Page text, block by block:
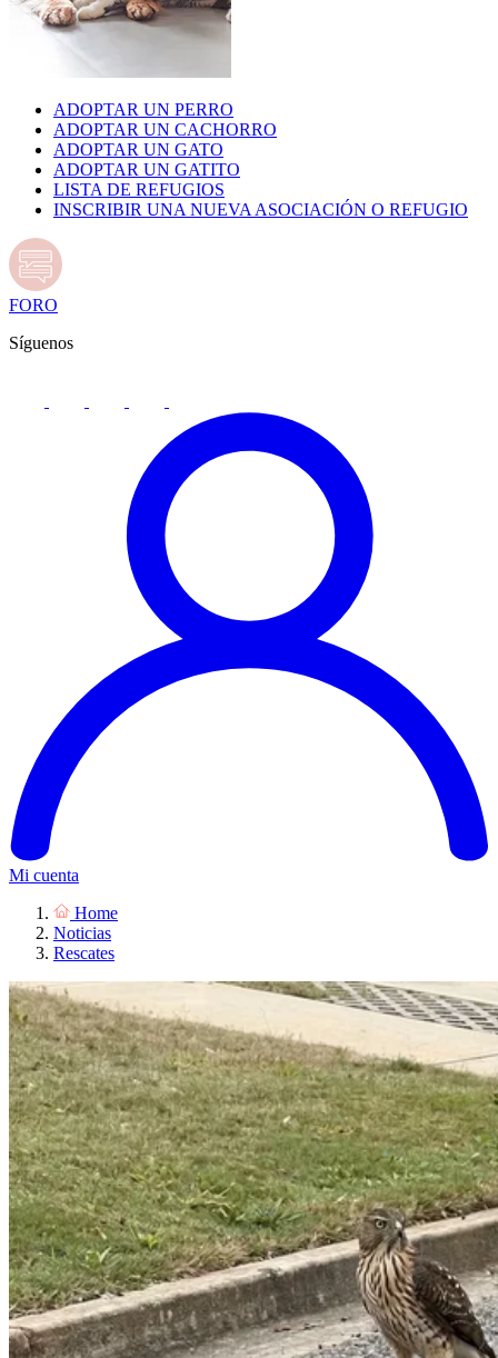
ADOPTAR UN PERRO
ADOPTAR UN CACHORRO
ADOPTAR UN GATO
ADOPTAR UN GATITO
LISTA DE REFUGIOS
INSCRIBIR UNA NUEVA ASOCIACIÓN O REFUGIO
FORO
Síguenos
Mi cuenta
Home
Noticias
Rescates